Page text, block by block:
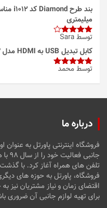
میلیمتری
امتیاز4
از 5
توسط Sara
کابل تبدیل USB به HDMI مدل 3in1 HDTV 7562
امتیاز5از
توسط محمد
درباره ما
فروشگاه اینترنتی پاورتل به
تلفن های همراه آغاز کرد. با
فروشگاه، پاورتل به حوزه های
اقتضای زمان و نیاز مشتریان
برای تهیه لوازم جانبی آن ضروری